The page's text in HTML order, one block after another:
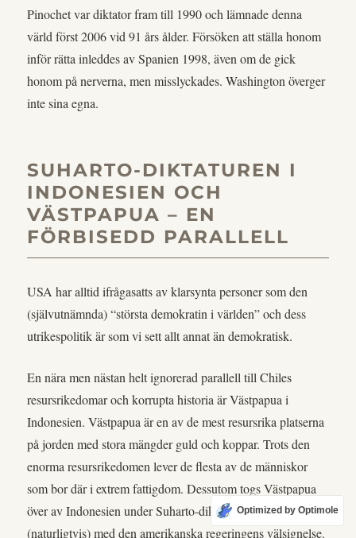
Pinochet var diktator fram till 1990 och lämnade denna
värld först 2006 vid 91 års ålder. Försöken att ställa honom
inför rätta inleddes av Spanien 1998, även om de gick
honom på nerverna, men misslyckades. Washington överger
inte sina egna.
SUHARTO-DIKTATUREN I
INDONESIEN OCH
VÄSTPAPUA – EN
FÖRBISEDD PARALLELL
USA har alltid ifrågasatts av klarsynta personer som den
(självutnämnda) “största demokratin i världen” och dess
utrikespolitik är som vi sett allt annat än demokratisk.
En nära men nästan helt ignorerad parallell till Chiles
resursrikedomar och korrupta historia är Västpapua i
Indonesien. Västpapua är en av de mest resursrika platserna
på jorden med stora mängder guld och koppar. Trots den
enorma resursrikedomen lever de flesta av de människor
som bor där i extrem fattigdom. Dessutom togs Västpapua
över av Indonesien under Suharto-diktaturen, och
(naturligtvis) med den amerikanska regeringens välsignelse.
Optimized by Optimole